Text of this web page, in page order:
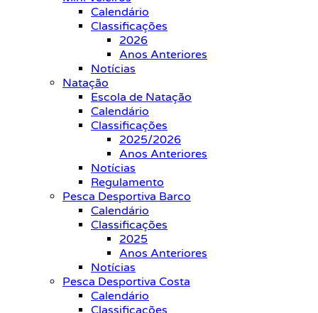
Calendário
Classificações
2026
Anos Anteriores
Notícias
Natação
Escola de Natação
Calendário
Classificações
2025/2026
Anos Anteriores
Notícias
Regulamento
Pesca Desportiva Barco
Calendário
Classificações
2025
Anos Anteriores
Notícias
Pesca Desportiva Costa
Calendário
Classificações